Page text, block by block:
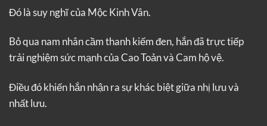
Đó là suy nghĩ của Mộc Kinh Vân.
Bỏ qua nam nhân cầm thanh kiếm đen, hắn đã trực tiếp
trải nghiệm sức mạnh của Cao Toản và Cam hộ vệ.
Điều đó khiến hắn nhận ra sự khác biệt giữa nhị lưu và
nhất lưu.